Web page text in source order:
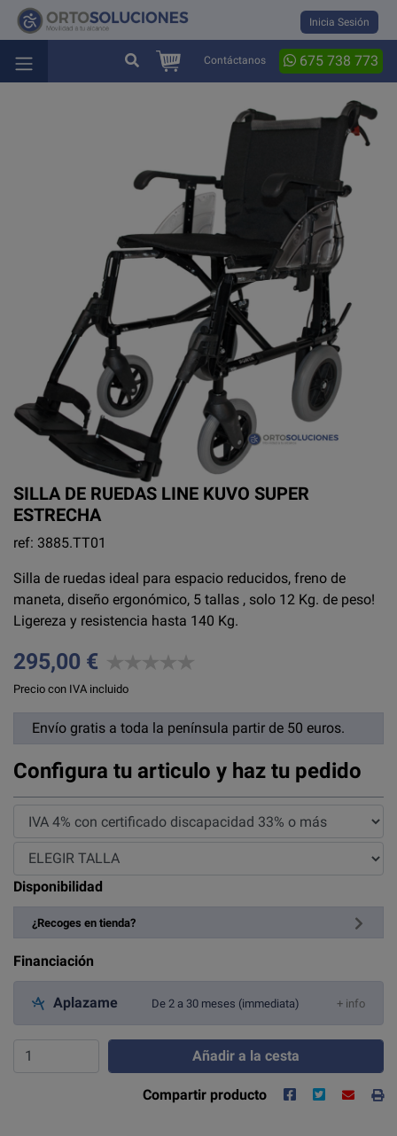
Inicia Sesión
Contáctanos 675 738 773
SILLA DE RUEDAS LINE KUVO SUPER
ESTRECHA
ref: 3885.TT01
Silla de ruedas ideal para espacio reducidos, freno de
maneta, diseño ergonómico, 5 tallas , solo 12 Kg. de peso!
Ligereza y resistencia hasta 140 Kg.
295,00 €
Precio con IVA incluido
Envío gratis a toda la península partir de 50 euros.
Configura tu articulo y haz tu pedido
Disponibilidad
¿Recoges en tienda?
Financiación
Aplazame De 2 a 30 meses (immediata) + info
Añadir a la cesta
Compartir producto